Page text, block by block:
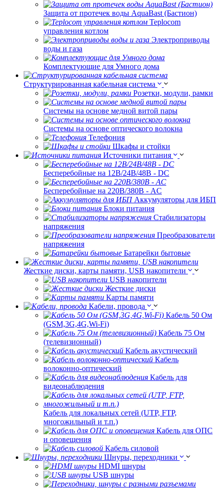
Защита от протечек воды AquaBast (Бастион)
Teplocom
управления котлом
Электроприводы
воды и газа
Комплектующие для Умного дома
Структурированная кабельная система
Розетки, модули, рамки
Системы на основе медной витой пары
Системы на основе оптического волокна
Телефония
Шкафы и стойки
Источники питания
Бесперебойные на 12В/24В/48В - DC
Бесперебойные на 220В/380В - AC
Аккумуляторы для ИБП
Блоки питания
Стабилизаторы
напряжения
Преобразователи
напряжения
Батарейки бытовые
Жесткие диски, карты памяти, USB накопители
USB накопители
Жесткие диски
Карты памяти
Кабели, провода
Кабель 50 Ом
(GSM,3G,4G,Wi-Fi)
Кабель 75 Ом
(телевизионный)
Кабель акустический
Кабель
волоконно-оптический
Кабель для
видеонаблюдения
Кабель для локальных сетей (UTP, FTP,
многожильный и т.п.)
Кабель для ОПС
и оповещения
Кабель силовой
Шнуры, переходники
HDMI шнуры
USB шнуры